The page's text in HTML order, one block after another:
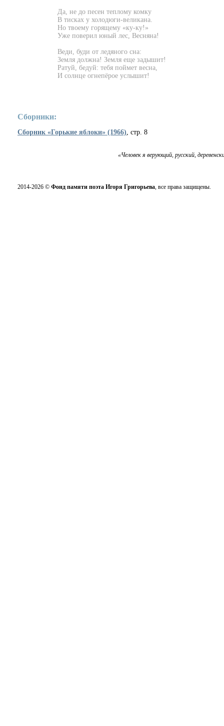
Да, не до песен теплому комку
В тисках у холодюги-великана.
Но твоему горящему «ку-ку!»
Уже поверил юный лес, Весняна!
Веди, буди от ледяного сна:
Земля должна! Земля еще задышит!
Ратуй, бедуй: тебя поймет весна,
И солнце огнепёрое услышит!
Сборники:
Сборник «Горькие яблоки» (1966) , стр. 8
«Человек я верующий, русский,
2014-2026 © Фонд памяти поэта Игоря Григорьева , все права защищены.